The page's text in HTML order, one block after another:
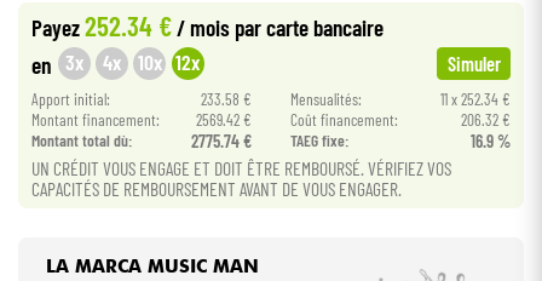
Bundle
Ver nuestras marcas
Payez252.34 € / mois par carte bancaire
en 3x 4x 10x 12x Simuler
Apport initial: 233.58 € Mensualités:
11 x 252.34 €
Montant financement:
2569.42 € Coût financement:
206.32 €
Montant total dù:
2775.74 € TAEG fixe: 16.9 %
UN CRÉDIT VOUS ENGAGE ET DOIT ÊTRE REMBOURSÉ. VÉRIFIEZ VOS
CAPACITÉS DE REMBOURSEMENT AVANT DE VOUS ENGAGER.
LA MARCA MUSIC MAN